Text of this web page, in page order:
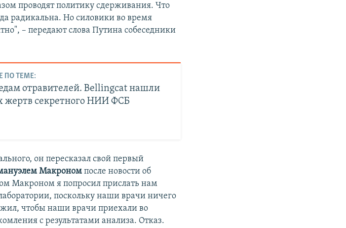
проводят политику сдерживания. Что
радикальна. Но силовики во время
– передают слова Путина собеседники
ПО ТЕМЕ:
отравителей. Bellingcat нашли
жертв секретного НИИ ФСБ
он пересказал свой первый
Макроном после новости об
Макроном я попросил прислать нам
поскольку наши врачи ничего
чтобы наши врачи приехали во
с результатами анализа. Отказ.